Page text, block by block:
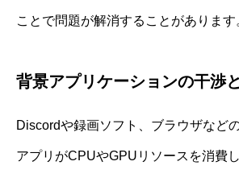
ことで問題が解消することがあります
背景アプリケーションの干渉
Discordや録画ソフト、ブラウザなど
アプリがCPUやGPUリソースを消費